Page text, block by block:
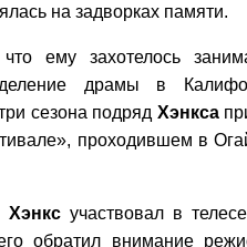
на задворках памяти.
ему захотелось
драмы в
сезона подряд Хэнкса
проходившем в
Хэнкс участвовал в
обратил внимание